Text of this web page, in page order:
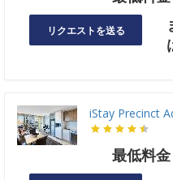
リクエストを送る
iStay Precinct
最低料